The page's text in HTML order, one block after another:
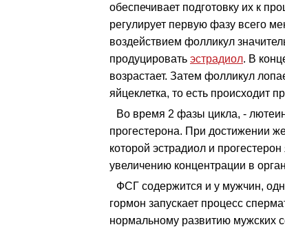
обеспечивает подготовку их к
регулирует первую фазу всего
воздействием фолликул
продуцировать эстрадиол. В
возрастает. Затем фолликул
яйцеклетка, то есть происходит
Во время 2 фазы цикла, -
прогестерона. При достижении
которой эстрадиол и
увеличению концентрации в
ФСГ содержится и у мужчин,
гормон запускает процесс
нормальному развитию мужских